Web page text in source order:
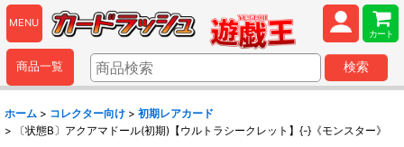
MENU
カート
商品一覧 検索
ホーム > コレクター向け > 初期レアカード
>
〔状態B〕アクアマドール(初期)【ウルトラシークレット】{-}《モンスター》